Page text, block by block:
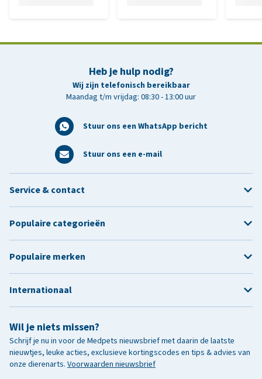
Heb je hulp nodig?
Wij zijn telefonisch bereikbaar
Maandag t/m vrijdag: 08:30 - 13:00 uur
Stuur ons een WhatsApp bericht
Stuur ons een e-mail
Wil je niets missen?
Schrijf je nu in voor de Medpets nieuwsbrief met daarin de laatste
nieuwtjes, leuke acties, exclusieve kortingscodes en tips & advies van
onze dierenarts. Voorwaarden nieuwsbrief
Service & contact
Populaire categorieën
Populaire merken
Internationaal